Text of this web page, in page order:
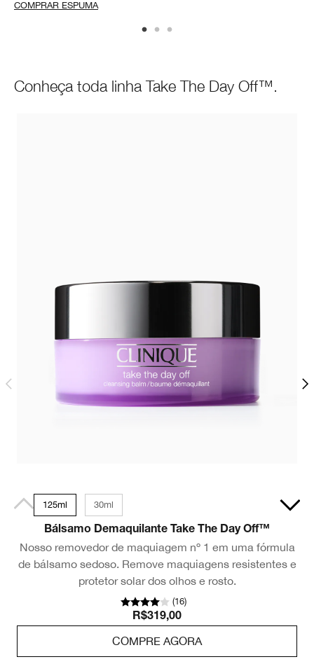
COMPRAR ESPUMA
Conheça toda linha Take The Day Off™.
125ml 30ml
Bálsamo Demaquilante Take The Day Off™
Nosso removedor de maquiagem nº 1 em uma fórmula
de bálsamo sedoso. Remove maquiagens resistentes e
protetor solar dos olhos e rosto.
(16)
R$319,00
COMPRE AGORA